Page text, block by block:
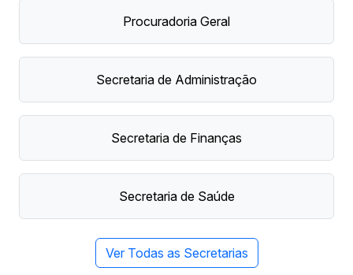
Procuradoria Geral
Secretaria de Administração
Secretaria de Finanças
Secretaria de Saúde
Ver Todas as Secretarias